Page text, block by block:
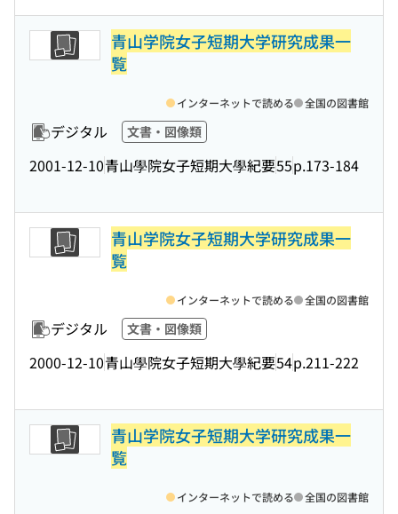
青山学院女子短期大学研究成果一
覧
デジタル 文書・図像類
2001-12-10青山學院女子短期大學紀要55p.173-184
インターネットで読める 全国の図書館
青山学院女子短期大学研究成果一
覧
デジタル 文書・図像類
2000-12-10青山學院女子短期大學紀要54p.211-222
インターネットで読める 全国の図書館
青山学院女子短期大学研究成果一
覧
インターネットで読める 全国の図書館